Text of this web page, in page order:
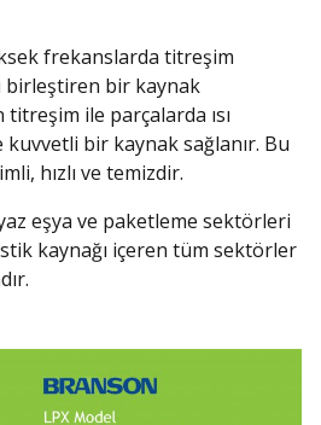
frekanslarda titreşim
birleştiren bir kaynak
ile parçalarda ısı
bir kaynak sağlanır. Bu
hızlı ve temizdir.
eşya ve paketleme sektörleri
kaynağı içeren tüm sektörler